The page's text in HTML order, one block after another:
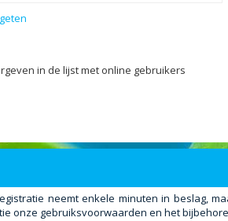
in de lijst met online gebruikers
neemt enkele minuten in beslag,
onze gebruiksvoorwaarden en het